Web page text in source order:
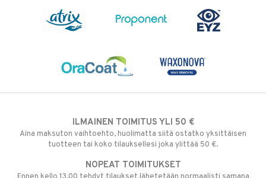
ILMAINEN TOIMITUS YLI 50 €
Aina maksuton vaihtoehto, huolimatta siitä ostatko yksittäisen
tuotteen tai koko tilauksellesi joka ylittää 50 €.
NOPEAT TOIMITUKSET